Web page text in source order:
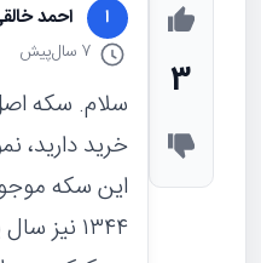
3
ا احمد
7 سال پیش
سلام. سکه
خرید دارید،
این سکه
۱۳۴۴ نیز